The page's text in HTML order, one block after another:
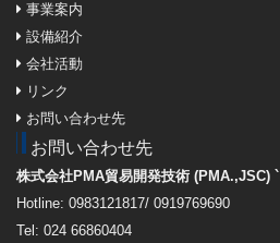
事業案内
設備紹介
会社活動
リンク
お問い合わせ先
お問い合わせ先
株式会社PMA貿易開発技術 (PMA.,JSC) `
Hotline: 0983121817/ 0919769690
Tel: 024 66860404